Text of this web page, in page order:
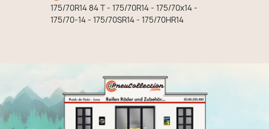
175/70R14 84 T - 175/70R14 - 175/70x14 -
175/70-14 - 175/70SR14 - 175/70HR14